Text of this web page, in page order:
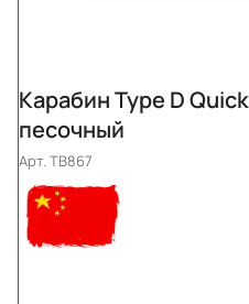
Карабин Type D
песочный
Арт.TB867